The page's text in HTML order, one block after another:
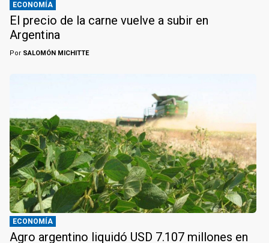
ECONOMÍA
El precio de la carne vuelve a subir en
Argentina
Por SALOMÓN MICHITTE
ECONOMÍA
Agro argentino liquidó USD 7.107 millones en